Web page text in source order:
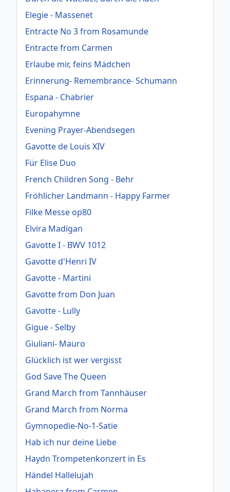
Elegie - Massenet
Entracte No 3 from Rosamunde
Entracte from Carmen
Erlaube mir, feins Mädchen
Erinnerung- Remembrance- Schumann
Espana - Chabrier
Europahymne
Evening Prayer-Abendsegen
Gavotte de Louis XIV
Für Elise Duo
French Children Song - Behr
Fröhlicher Landmann - Happy Farmer
Filke Messe op80
Elvira Madigan
Gavotte I - BWV 1012
Gavotte d'Henri IV
Gavotte - Martini
Gavotte from Don Juan
Gavotte - Lully
Gigue - Selby
Giuliani- Mauro
Glücklich ist wer vergisst
God Save The Queen
Grand March from Tannhäuser
Grand March from Norma
Gymnopedie-No-1-Satie
Hab ich nur deine Liebe
Haydn Trompetenkonzert in Es
Händel Hallelujah